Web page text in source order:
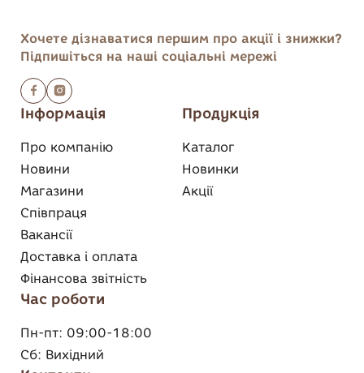
Інформація
Про компанію
Новини
Магазини
Співпраця
Вакансії
Доставка і оплата
Фінансова звітність
Продукція
Каталог
Новинки
Акції
Час роботи
Пн-пт: 09:00-18:00
Сб: Вихідний
Хочете дізнаватися першим про акції і знижки?
Підпишіться на наші соціальні мережі